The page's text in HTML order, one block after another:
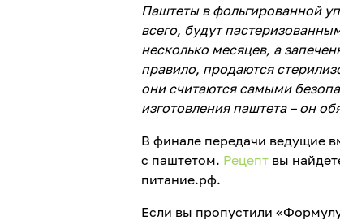
Паштеты в фольгированной
всего, будут
несколько месяцев, а
правило, продаются
они считаются самыми
изготовления паштета – он
В финале передачи ведущие
с паштетом. Рецептвы
питание.рф.
Если вы пропустили